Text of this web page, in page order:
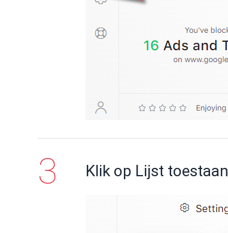
Klik op Lijst toestaan